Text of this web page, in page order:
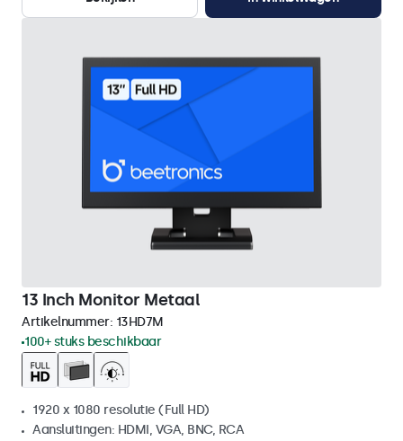
13 Inch Monitor Metaal
Artikelnummer: 13HD7M
100+ stuks beschikbaar
1920 x 1080 resolutie (Full HD)
Aansluitingen: HDMI, VGA, BNC, RCA